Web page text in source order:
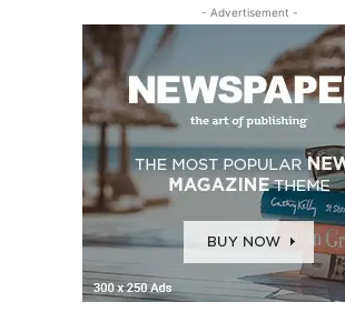
- Advertisement -